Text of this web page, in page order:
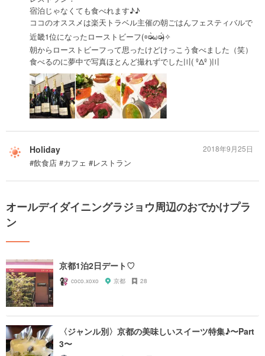
宿泊じゃなくても食べれます♪♪
ココのオススメは楽天トラベル主催の朝ごはんフェスティバルで
近畿1位になったローストビーフ(⌯¤̴̶̷̀ω¤̴̶̷́)✧
朝からローストビーフって思ったけどけっこう食べました（笑）
食べるのに夢中で写真ほとんど撮れずでした〣( ºΔº )〣
Holiday
#飲食店 #カフェ #レストラン
2018年9月25日
オールデイダイニングラジョウ周辺のおでかけプラ
ン
京都1泊2日デート♡
coco.xoxo 京都 28
〈ジャンル別〉京都の美味しいスイーツ特集♪〜Part
3〜